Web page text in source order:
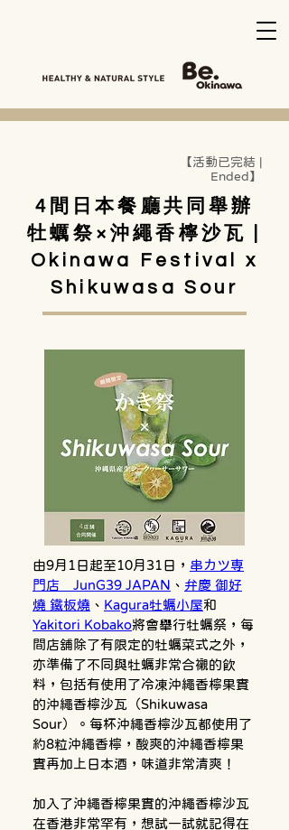
【活動已完結 |
Ended】
4間日本餐廳共同舉辦
牡蠣祭×沖繩香檸沙瓦 |
Okinawa Festival x
Shikuwasa Sour
由9月1日起至10月31日， 串カツ専
門店　JunG39 JAPAN 、 弁慶 御好
燒 鐵板燒 、 Kagura牡蠣小屋和
Yakitori Kobako將會舉行牡蠣祭，每
間店舖除了有限定的牡蠣菜式之外，
亦準備了不同與牡蠣非常合襯的飲
料，包括有使用了冷凍沖繩香檸果實
的沖繩香檸沙瓦（Shikuwasa
Sour）。每杯沖繩香檸沙瓦都使用了
約8粒沖繩香檸，酸爽的沖繩香檸果
加入了沖繩香檸果實的沖繩香檸沙瓦
在香港非常罕有，想試一試就記得在